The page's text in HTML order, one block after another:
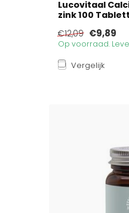
Lucovitaal
zink 100
€12,09 €9,89
Op voorraad.
Vergelijk